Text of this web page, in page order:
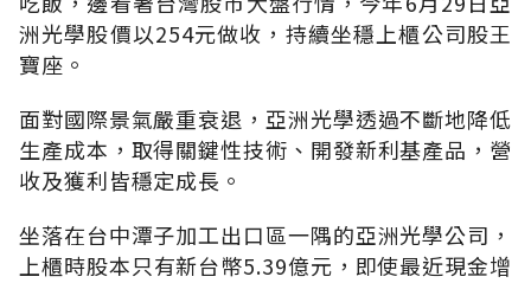
洲光學股價以254元做收，持續坐穩上櫃公司股王
寶座。
面對國際景氣嚴重衰退，亞洲光學透過不斷地降低
生產成本，取得關鍵性技術、開發新利基產品，營
收及獲利皆穩定成長。
坐落在台中潭子加工出口區一隅的亞洲光學公司，
上櫃時股本只有新台幣5.39億元，即使最近現金增